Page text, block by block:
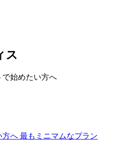
ス
始めたい方へ
へ 最もミニマムなプラン